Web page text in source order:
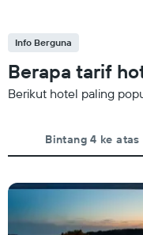
Info Berguna
Berapa tarif
Berikut hotel paling
Bintang 4 ke atas